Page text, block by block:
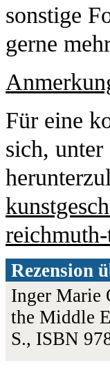
sonstige
gerne
Für eine
sich,
Rezension
Inger Marie
the Middle
S., ISBN